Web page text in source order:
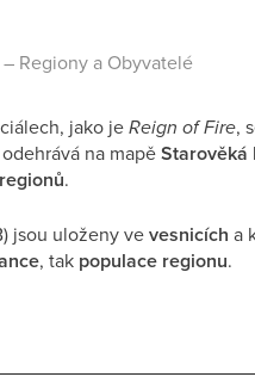
Regiony a Obyvatelé
jako jeReign of Fire,
na mapěStarověká
.
jsou uloženy vevesnicích a
, tak populace regionu.